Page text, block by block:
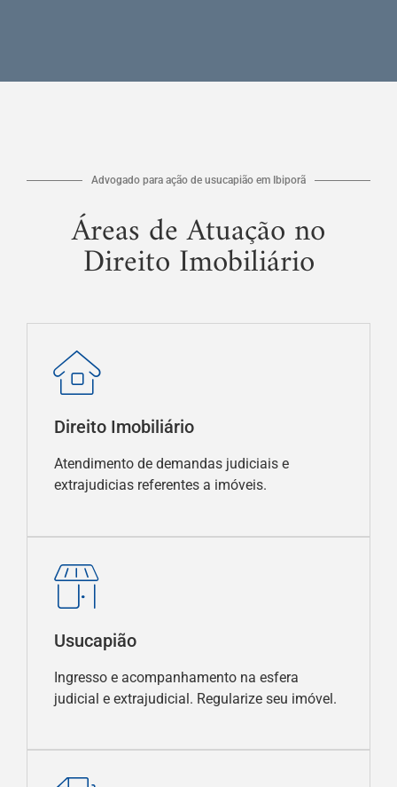
Advogado para ação de usucapião em Ibiporã
Áreas de Atuação no
Direito Imobiliário
Direito Imobiliário
Atendimento de demandas judiciais e
extrajudicias referentes a imóveis.
Usucapião
Ingresso e acompanhamento na esfera
judicial e extrajudicial. Regularize seu imóvel.